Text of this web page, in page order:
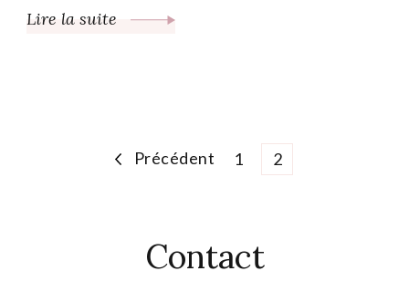
Lire la suite
Pagination
publications
Précédent Page
1 Page
2
Contact